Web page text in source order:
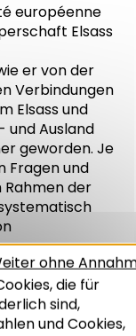
européenne
Elsass
er von der
Verbindungen
Elsass und
und Ausland
geworden. Je
Fragen und
Rahmen der
Faktor für
die für
sind,
und Cookies,
ohne